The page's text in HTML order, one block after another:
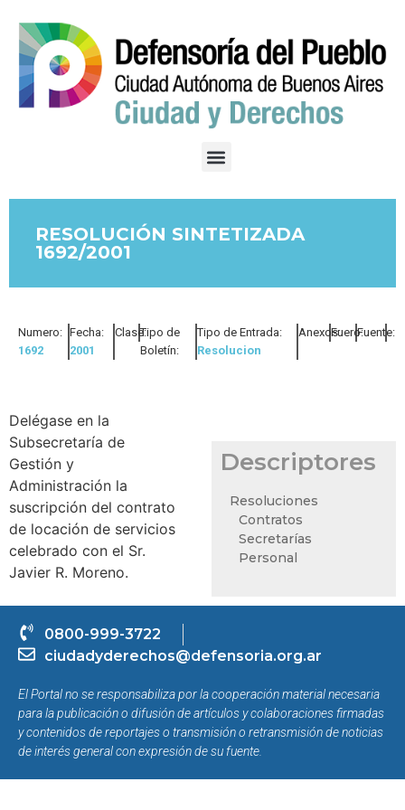
RESOLUCIÓN SINTETIZADA
1692/2001
Numero:
1692
Fecha:
2001
Clase:Tipo de
Boletín:
Tipo de Entrada:
Resolucion
Anexos:Fuero:Fuente:
Delégase en la
Subsecretaría de
Gestión y
Administración la
suscripción del contrato
de locación de servicios
celebrado con el Sr.
Javier R. Moreno.
Descriptores
Resoluciones
Contratos
Secretarías
Personal
0800-999-3722
ciudadyderechos@defensoria.org.ar
El Portal no se responsabiliza por la cooperación material necesaria
para la publicación o difusión de artículos y colaboraciones firmadas
y contenidos de reportajes o transmisión o retransmisión de noticias
de interés general con expresión de su fuente.